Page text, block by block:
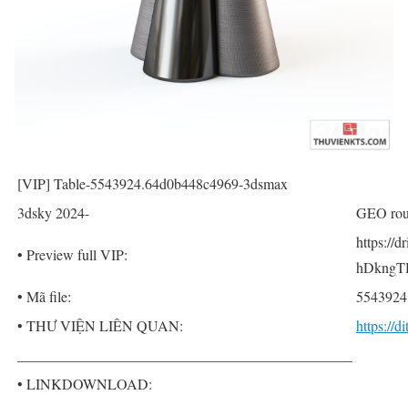
[VIP] Table-5543924.64d0b448c4969-3dsmax
3dsky 2024-
GEO
• Preview full VIP:
https://
• Mã file:
• THƯ VIỆN LIÊN QUAN:
https://
• LINKDOWNLOAD: